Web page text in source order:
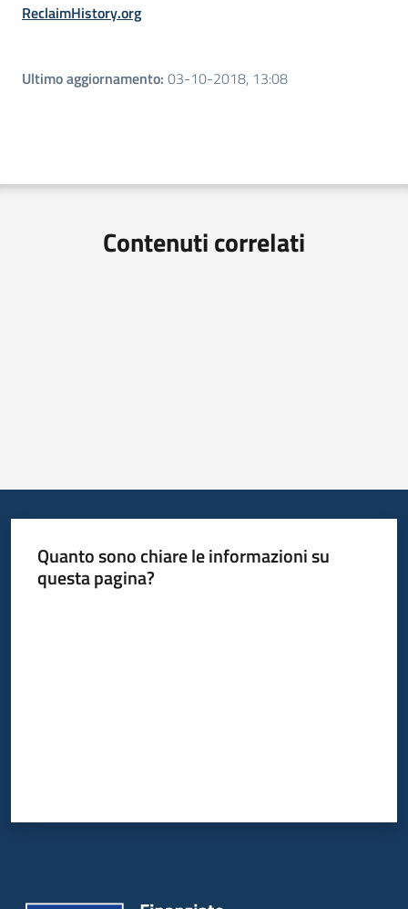
ReclaimHistory.org
Ultimo aggiornamento: 03-10-2018, 13:08
Contenuti correlati
Quanto sono chiare le informazioni su
questa pagina?